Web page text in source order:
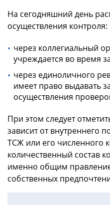
На сегодняшний день
осуществления контроля:
через коллегиальный
учреждается во время
через единоличного
имеет право выдавать
осуществления
При этом следует
зависит от внутреннего
ТСЖ или его численного
количественный состав
именно общим
собственных